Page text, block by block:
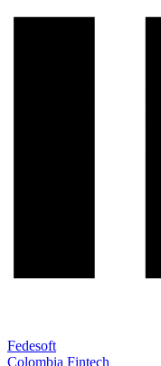
Fedesoft
Colombia Fintech